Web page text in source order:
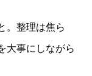
。整理は焦ら
大事にしながら